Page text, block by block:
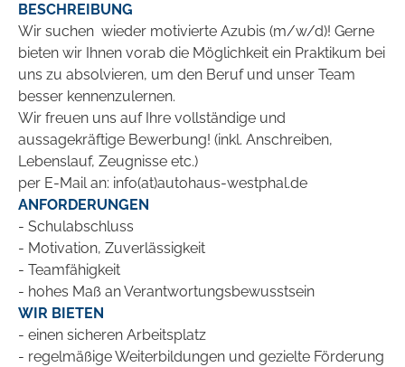
BESCHREIBUNG
Wir suchen wieder motivierte Azubis (m/w/d)! Gerne
bieten wir Ihnen vorab die Möglichkeit ein Praktikum bei
uns zu absolvieren, um den Beruf und unser Team
besser kennenzulernen.
Wir freuen uns auf Ihre vollständige und
aussagekräftige Bewerbung! (inkl. Anschreiben,
Lebenslauf, Zeugnisse etc.)
per E-Mail an: info(at)autohaus-westphal.de
ANFORDERUNGEN
- Schulabschluss
- Motivation, Zuverlässigkeit
- Teamfähigkeit
- hohes Maß an Verantwortungsbewusstsein
WIR BIETEN
- einen sicheren Arbeitsplatz
- regelmäßige Weiterbildungen und gezielte Förderung